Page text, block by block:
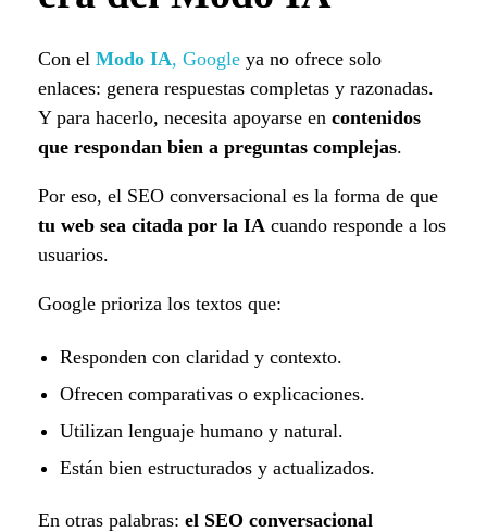
Con el Modo IA, Google ya no ofrece solo
enlaces: genera respuestas completas y razonadas.
Y para hacerlo, necesita apoyarse en contenidos
que respondan bien a preguntas complejas.
Por eso, el SEO conversacional es la forma de que
tu web sea citada por la IA cuando responde a los
usuarios.
Google prioriza los textos que:
Responden con claridad y contexto.
Ofrecen comparativas o explicaciones.
Utilizan lenguaje humano y natural.
Están bien estructurados y actualizados.
En otras palabras: el SEO conversacional